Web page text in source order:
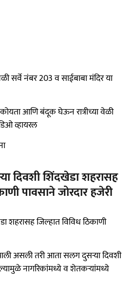
सर्वे नंबर 203 व साईबाबा मंदिर या
आणि बंदूक घेऊन रात्रीच्या वेळी
व्हायरल
दिवशी शिंदखेडा शहरासह
पावसाने जोरदार हजेरी
शहरासह जिल्हात विविध ठिकाणी
असली तरी आता सलग दुसऱ्या दिवशी
नागरिकांमध्ये व शेतकऱ्यांमध्ये